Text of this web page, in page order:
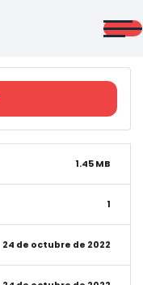
1.45 MB
1
24 de octubre de 2022